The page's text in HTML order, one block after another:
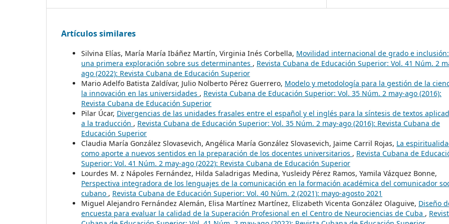
Artículos similares
Silvina Elías, María María Ibáñez Martín, Virginia Inés Corbella, Movilidad internacional de grado e inclusión:
una primera exploración sobre sus determinantes , Revista Cubana de Educación Superior: Vol. 41 Núm. 2
ago (2022): Revista Cubana de Educación Superior
Mario Adelfo Batista Zaldívar, Julio Nolberto Pérez Guerrero, Modelo y metodología para la gestión de la
la innovación en las universidades , Revista Cubana de Educación Superior: Vol. 35 Núm. 2 may-ago (2016):
Revista Cubana de Educación Superior
Pilar Úcar, Divergencias de las unidades frasales entre el español y el inglés para la síntesis de textos
a la traducción , Revista Cubana de Educación Superior: Vol. 35 Núm. 2 may-ago (2016): Revista Cubana de
Educación Superior
Claudia María González Slovasevich, Angélica María González Slovasevich, Jaime Carril Rojas, La
como aporte a nuevos sentidos en la preparación de los docentes universitarios , Revista Cubana de
Superior: Vol. 41 Núm. 2 may-ago (2022): Revista Cubana de Educación Superior
Lourdes M. z Nápoles Fernández, Hilda Saladrigas Medina, Yusleidy Pérez Ramos, Yamila Vázquez Bonne,
Perspectiva integradora de los lenguajes de la comunicación en la formación académica del comunicador
cubano , Revista Cubana de Educación Superior: Vol. 40 Núm. 2 (2021): mayo-agosto 2021
Miguel Alejandro Fernández Alemán, Elisa Martínez Martínez, Elizabeth Vicenta González Olaguive, Diseño
encuesta para evaluar la calidad de la Superación Profesional en el Centro de Neurociencias de Cuba ,